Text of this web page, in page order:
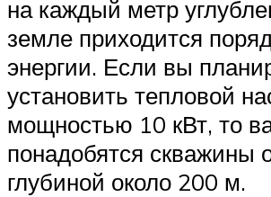
на каждый метр
земле приходится
энергии. Если вы
установить тепловой
мощностью 10 кВт, то
понадобятся скважины
глубиной около 200 м.